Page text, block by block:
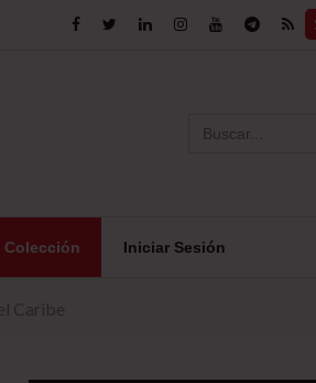
for:
Colección Iniciar Sesión